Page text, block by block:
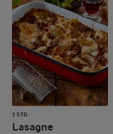
1 STD.
Lasagne